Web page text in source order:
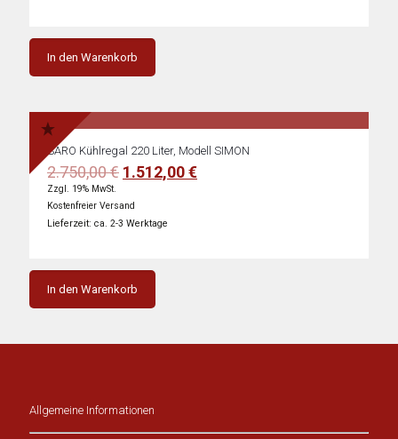
In den Warenkorb
SARO Kühlregal 220 Liter, Modell SIMON
2.750,00€ Ursprünglicher
war:
2.750,00 €
1.512,00€Aktueller
Zzgl. 19% MwSt.
Kostenfreier Versand
Lieferzeit: ca. 2-3 Werktage
In den Warenkorb
Allgemeine Informationen